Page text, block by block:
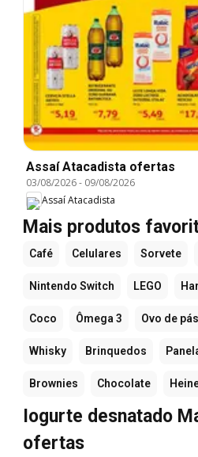
Assaí Atacadista ofertas
03/08/2026- 09/08/2026
Assaí Atacadista
Mais produtos
Café Celulares Sorvete
Nintendo Switch LEGO
Coco Ômega 3 Ovo de
Whisky Brinquedos
Brownies Chocolate
Iogurte desnatado
ofertas